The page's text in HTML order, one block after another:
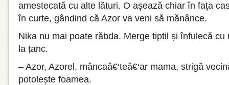
amestecată cu alte lături. O așează chiar în fața
în curte, gândind că Azor va veni să mănânce.
Nika nu mai poate răbda. Merge tiptil și înfulecă cu
la țanc.
– Azor, Azorel, mâncaâ€‘teâ€‘ar mama, strigă
potolește foamea.